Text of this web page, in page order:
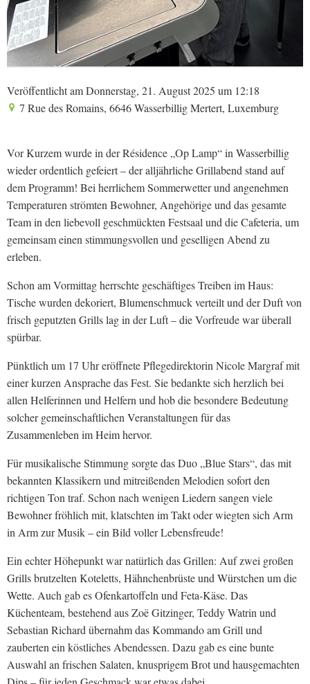
Veröffentlicht am Donnerstag, 21. August 2025 um 12:18
7 Rue des Romains, 6646 Wasserbillig Mertert, Luxemburg
Vor Kurzem wurde in der Résidence „Op Lamp“ in Wasserbillig
wieder ordentlich gefeiert – der alljährliche Grillabend stand auf
dem Programm! Bei herrlichem Sommerwetter und angenehmen
Temperaturen strömten Bewohner, Angehörige und das gesamte
Team in den liebevoll geschmückten Festsaal und die Cafeteria, um
gemeinsam einen stimmungsvollen und geselligen Abend zu
erleben.
Schon am Vormittag herrschte geschäftiges Treiben im Haus:
Tische wurden dekoriert, Blumenschmuck verteilt und der Duft von
frisch geputzten Grills lag in der Luft – die Vorfreude war überall
spürbar.
Pünktlich um 17 Uhr eröffnete Pflegedirektorin Nicole Margraf mit
einer kurzen Ansprache das Fest. Sie bedankte sich herzlich bei
allen Helferinnen und Helfern und hob die besondere Bedeutung
solcher gemeinschaftlichen Veranstaltungen für das
Zusammenleben im Heim hervor.
Für musikalische Stimmung sorgte das Duo „Blue Stars“, das mit
bekannten Klassikern und mitreißenden Melodien sofort den
richtigen Ton traf. Schon nach wenigen Liedern sangen viele
Bewohner fröhlich mit, klatschten im Takt oder wiegten sich Arm
in Arm zur Musik – ein Bild voller Lebensfreude!
Ein echter Höhepunkt war natürlich das Grillen: Auf zwei großen
Grills brutzelten Koteletts, Hähnchenbrüste und Würstchen um die
Wette. Auch gab es Ofenkartoffeln und Feta-Käse. Das
Küchenteam, bestehend aus Zoë Gitzinger, Teddy Watrin und
Sebastian Richard übernahm das Kommando am Grill und
zauberten ein köstliches Abendessen. Dazu gab es eine bunte
Auswahl an frischen Salaten, knusprigem Brot und hausgemachten